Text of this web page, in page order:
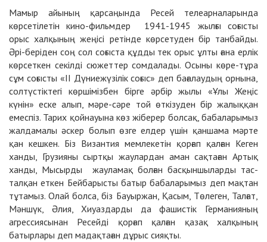
Мамыр айының қарсаңында Ресей телеарналарында
көрсетілетін кино-фильмдер 1941-1945 жылғы соғысты
орыс халқының жеңісі ретінде көрсетуден бір танбайды.
Әрі-беріден соң сол соғыста құдды тек орыс ұлты ғана ерлік
көрсеткен секілді сюжеттер сомдалады. Осыны көре-тұра
сұм соғысты «ІІ Дүниежүзілік соғыс» деп бағалаудың орнына,
солтүстіктегі көршімізбен бірге әрбір жылы «Ұлы Жеңіс
күнін» еске алып, мәре-сәре той өткізуден бір жалыққан
емеспіз. Тарих қойнауына көз жіберер болсақ, бабаларымыз
жалдамалы әскер болып өзге елдер үшін қаншама мәрте
қан кешкен. Біз Византия мемлекетін қорғап қалған Кеген
ханды, Грузияны сыртқы жаулардан аман сақтаған Артық
ханды, Мысырды жауламақ болған басқыншыларды тас-
талқан еткен Бейбарысты батыр бабаларымыз деп мақтан
тұтамыз. Олай болса, біз Бауыржан, Қасым, Төлеген, Талғат,
Мәншүк, Әлия, Хиуаздарды да фашистік Германияның
агрессиясынан Ресейді қорғап қалған қазақ халқының
батырлары деп мадақтаған дұрыс сияқты.